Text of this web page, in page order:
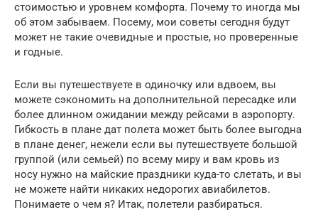
стоимостью и уровнем комфорта. Почему то иногда мы
об этом забываем. Посему, мои советы сегодня будут
может не такие очевидные и простые, но проверенные
и годные.
Если вы путешествуете в одиночку или вдвоем, вы
можете сэкономить на дополнительной пересадке или
более длинном ожидании между рейсами в аэропорту.
Гибкость в плане дат полета может быть более выгодна
в плане денег, нежели если вы путешествуете большой
группой (или семьей) по всему миру и вам кровь из
носу нужно на майские праздники куда-то слетать, и вы
не можете найти никаких недорогих авиабилетов.
Понимаете о чем я? Итак, полетели разбираться.